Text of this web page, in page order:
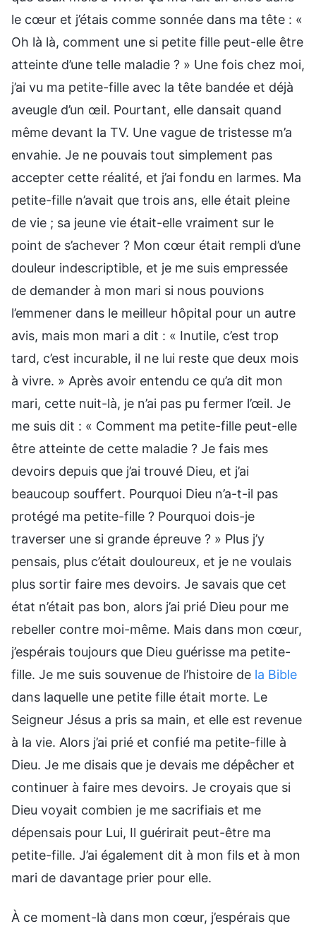
le cœur et j’étais comme sonnée dans ma tête : «
Oh là là, comment une si petite fille peut-elle être
atteinte d’une telle maladie ? » Une fois chez moi,
j’ai vu ma petite-fille avec la tête bandée et déjà
aveugle d’un œil. Pourtant, elle dansait quand
même devant la TV. Une vague de tristesse m’a
envahie. Je ne pouvais tout simplement pas
accepter cette réalité, et j’ai fondu en larmes. Ma
petite-fille n’avait que trois ans, elle était pleine
de vie ; sa jeune vie était-elle vraiment sur le
point de s’achever ? Mon cœur était rempli d’une
douleur indescriptible, et je me suis empressée
de demander à mon mari si nous pouvions
l’emmener dans le meilleur hôpital pour un autre
avis, mais mon mari a dit : « Inutile, c’est trop
tard, c’est incurable, il ne lui reste que deux mois
à vivre. » Après avoir entendu ce qu’a dit mon
mari, cette nuit-là, je n’ai pas pu fermer l’œil. Je
me suis dit : « Comment ma petite-fille peut-elle
être atteinte de cette maladie ? Je fais mes
devoirs depuis que j’ai trouvé Dieu, et j’ai
beaucoup souffert. Pourquoi Dieu n’a-t-il pas
protégé ma petite-fille ? Pourquoi dois-je
traverser une si grande épreuve ? » Plus j’y
pensais, plus c’était douloureux, et je ne voulais
plus sortir faire mes devoirs. Je savais que cet
état n’était pas bon, alors j’ai prié Dieu pour me
rebeller contre moi-même. Mais dans mon cœur,
j’espérais toujours que Dieu guérisse ma petite-
fille. Je me suis souvenue de l’histoire de la Bible
dans laquelle une petite fille était morte. Le
Seigneur Jésus a pris sa main, et elle est revenue
à la vie. Alors j’ai prié et confié ma petite-fille à
Dieu. Je me disais que je devais me dépêcher et
continuer à faire mes devoirs. Je croyais que si
Dieu voyait combien je me sacrifiais et me
dépensais pour Lui, Il guérirait peut-être ma
petite-fille. J’ai également dit à mon fils et à mon
mari de davantage prier pour elle.
À ce moment-là dans mon cœur, j’espérais que